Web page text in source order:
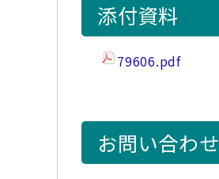
添付資料
79606.pdf
お問い合わせ